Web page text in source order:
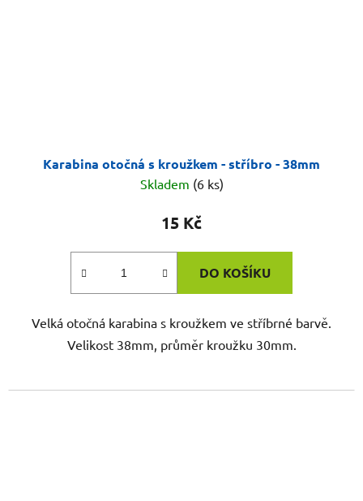
Karabina otočná s kroužkem - stříbro - 38mm
Skladem (6 ks)
15 Kč
DO KOŠÍKU
Velká otočná karabina s kroužkem ve stříbrné barvě.
Velikost 38mm, průměr kroužku 30mm.